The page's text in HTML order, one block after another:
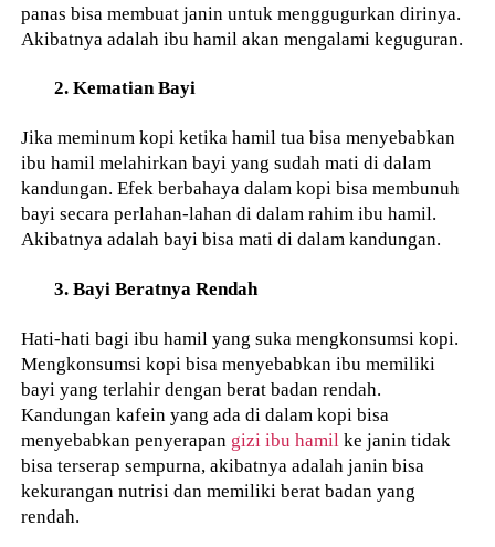
panas bisa membuat janin untuk menggugurkan dirinya.
Akibatnya adalah ibu hamil akan mengalami keguguran.
2. Kematian Bayi
Jika meminum kopi ketika hamil tua bisa menyebabkan
ibu hamil melahirkan bayi yang sudah mati di dalam
kandungan. Efek berbahaya dalam kopi bisa membunuh
bayi secara perlahan-lahan di dalam rahim ibu hamil.
Akibatnya adalah bayi bisa mati di dalam kandungan.
3. Bayi Beratnya Rendah
Hati-hati bagi ibu hamil yang suka mengkonsumsi kopi.
Mengkonsumsi kopi bisa menyebabkan ibu memiliki
bayi yang terlahir dengan berat badan rendah.
Kandungan kafein yang ada di dalam kopi bisa
menyebabkan penyerapan gizi ibu hamil ke janin tidak
bisa terserap sempurna, akibatnya adalah janin bisa
kekurangan nutrisi dan memiliki berat badan yang
rendah.